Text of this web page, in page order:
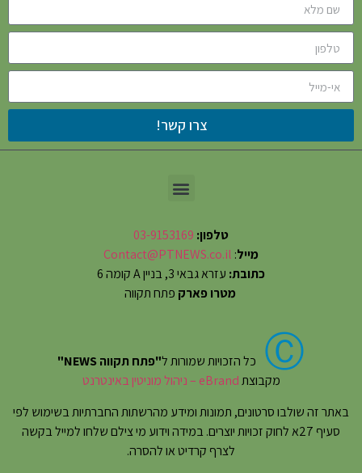
צרו קשר!
טלפון: 03-9153169
מייל:
Contact@PTNEWS.co.il
כתובת: עזרא גבאי 3, בניין A קומה 6
מטרו פארק פתח תקווה
Ⓒ כל הזכויות שמורות ל"פתח תקווה NEWS"
מקבוצתeBrand – ניהול מוניטין באינטרנט
באתר זה שולבו סרטונים, תמונות ומידע מהרשתות החברתיות בשימוש לפי
סעיף 27א לחוק זכויות יוצרים. במידה וידוע מי צילם שלחו למייל בקשה
לצרף קרדיט או להסרה.